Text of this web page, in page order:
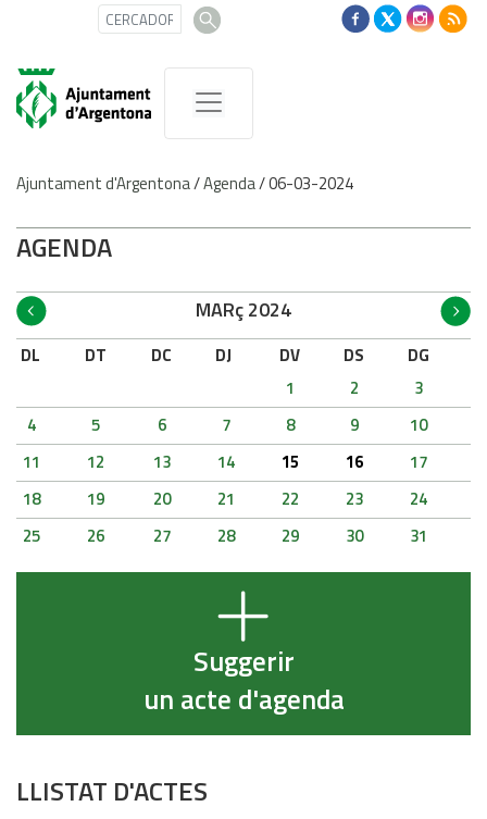
Ajuntament d'Argentona/Agenda/06-03-2024
AGENDA
MARç 2024
DL DT DC DJ DV DS
DG
1
2
3
4
5 6 7 8 9
10
11
12 13 14 15 16
17
18
19 20 21 22 23
24
25
26 27 28 29 30 31
Suggerir
un acte d'agenda
LLISTAT D'ACTES